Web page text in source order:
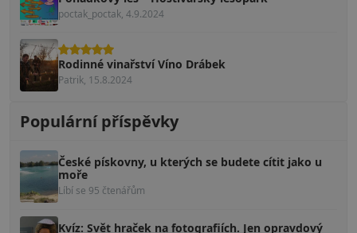
poctak_poctak, 4.9.2024
Rodinné vinařství Víno Drábek
Patrik, 15.8.2024
Populární příspěvky
České pískovny, u kterých se budete cítit jako u
moře
Líbí se 95 čtenářům
Kvíz: Svět hraček na fotografiích. Jen opravdový